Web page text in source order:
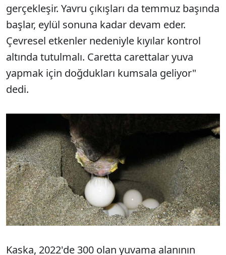
gerçekleşir. Yavru çıkışları da temmuz başında
başlar, eylül sonuna kadar devam eder.
Çevresel etkenler nedeniyle kıyılar kontrol
altında tutulmalı. Caretta carettalar yuva
yapmak için doğdukları kumsala geliyor"
dedi.
Kaska, 2022'de 300 olan yuvama alanının